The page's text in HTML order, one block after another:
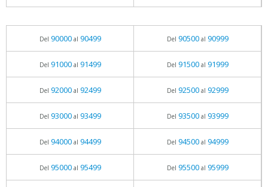
Del 90000al 90499 Del 90500al 90999
Del 91000al 91499 Del 91500al 91999
Del 92000al 92499 Del 92500al 92999
Del 93000al 93499 Del 93500al 93999
Del 94000al 94499 Del 94500al 94999
Del 95000al 95499 Del 95500al 95999